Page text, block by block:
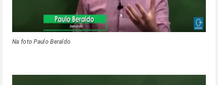
Na foto Paulo Beraldo